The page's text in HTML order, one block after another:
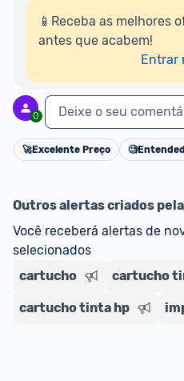
📱Receba as melhores
antes que acabem!
Entrar
0 Deixe o seu
🚀Excelente Preço 🧐
Outros alertas criados
Você receberá alertas de
selecionados
cartucho
cartucho
cartucho tinta hp